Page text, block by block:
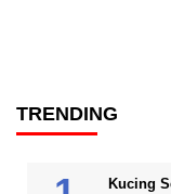
TRENDING
Kucing